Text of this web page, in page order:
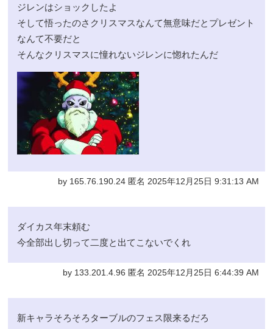
ジレンはショックしたよ
そして悟ったのさクリスマスなんて無意味だとプレゼント
なんて不要だと
そんなクリスマスに憧れないジレンに惚れたんだ
by 165.76.190.24 匿名 2025年12月25日 9:31:13 AM
ダイカス年末頼む
今全部出し切って二度と出てこないでくれ
by 133.201.4.96 匿名 2025年12月25日 6:44:39 AM
新キャラそろそろターブルのフェス限来るだろ